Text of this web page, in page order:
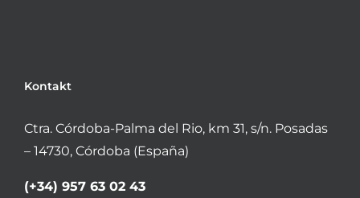
Kontakt
Ctra. Córdoba-Palma del Rio, km 31, s/n. Posadas
– 14730, Córdoba (España)
(+34) 957 63 02 43